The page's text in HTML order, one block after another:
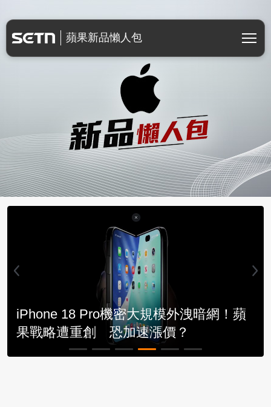
蘋果新品懶人包
iPhone 18 Pro機密大規模外洩暗網！蘋
果戰略遭重創 恐加速漲價？